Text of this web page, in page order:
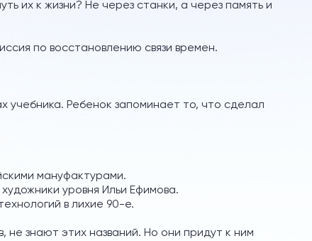
их к жизни? Не через станки, а через память и
по восстановлению связи времен.
учебника. Ребенок запоминает то, что сделал
мануфактурами.
уровня Ильи Ефимова.
в лихие 90-е.
не знают этих названий. Но они придут к ним